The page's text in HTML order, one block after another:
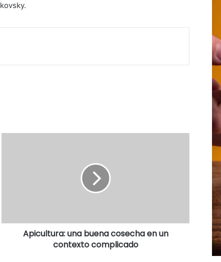
Apicultura: una buena cosecha en un
contexto complicado